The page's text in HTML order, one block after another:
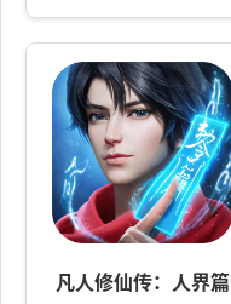
凡人修仙传：人界篇